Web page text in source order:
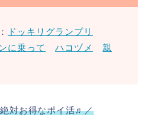
ドッキリグランプリ
に乗って ハコヅメ
親
対お得なポイ活♬／